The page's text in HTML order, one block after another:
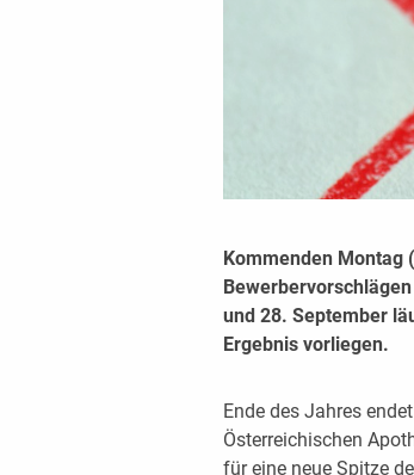
Kommenden Montag
und 28. September
Ergebnis vorliegen.
Ende des Jahres
Österreichischen
für eine neue Spitze